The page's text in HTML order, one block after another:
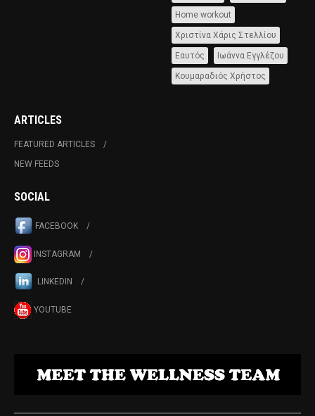
Home workout
Χριστίνα Χάρις Στελλίου
Εαυτός Ιωάννα Εγγλέζου
Κουμαραδιός Χρήστος
ARTICLES
FEATURED ARTICLES
NEW FEEDS
SOCIAL
FACEBOOK
INSTAGRAM
LINKEDIN
YOUTUBE